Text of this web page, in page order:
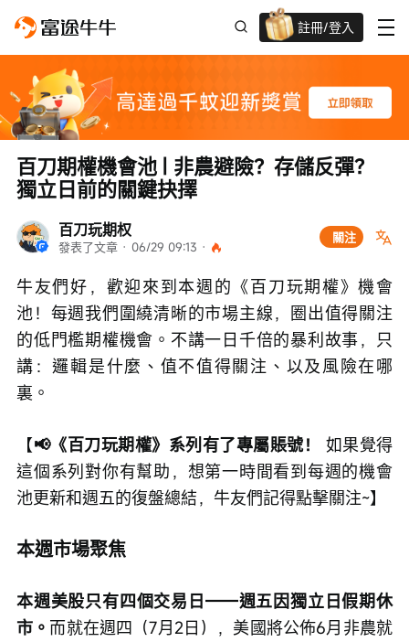
註冊/登入
迎新驚喜賞 股票/BTC等任你揀!
百刀玩期权
發表了文章 · 06/29 09:13 ·
關注
百刀期權機會池 | 非農避險？存儲反彈？
獨立日前的關鍵抉擇
牛友們好，歡迎來到本週的《百刀玩期權》機會
池！每週我們圍繞清晰的市場主線，圈出值得關注
的低門檻期權機會。不講一日千倍的暴利故事，只
講：邏輯是什麼、值不值得關注、以及風險在哪
裏。
【📢《百刀玩期權》系列有了專屬賬號！
如果覺得
這個系列對你有幫助，想第一時間看到每週的機會
池更新和週五的復盤總結，牛友們記得點擊關注~】
本週市場聚焦
本週美股只有四個交易日——週五因獨立日假期休
市。 而就在週四（7月2日），美國將公佈6月非農就